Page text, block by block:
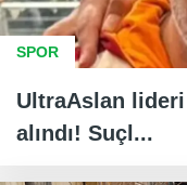
SPOR
UltraAslan
alındı! Suçl...